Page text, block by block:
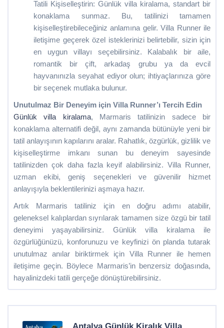
Tatili Kişiselleştirin: Günlük villa kiralama, standart bir
konaklama sunmaz. Bu, tatilinizi tamamen
kişiselleştirebileceğiniz anlamına gelir. Villa Runner ile
iletişime geçerek özel isteklerinizi belirtebilir, sizin için
en uygun villayı seçebilirsiniz. Kalabalık bir aile,
romantik bir çift, arkadaş grubu ya da evcil
hayvanınızla seyahat ediyor olun; ihtiyaçlarınıza göre
bir seçenek mutlaka bulunur.
Unutulmaz Bir Deneyim için Villa Runner’ı Tercih Edin
Günlük villa kiralama, Marmaris tatilinizin sadece bir
konaklama alternatifi değil, aynı zamanda bütünüyle yeni bir
tatil anlayışının kapılarını aralar. Rahatlık, özgürlük, gizlilik ve
kişiselleştirme imkanı sunan bu deneyim sayesinde
tatilinizden çok daha fazla keyif alabilirsiniz. Villa Runner,
uzman ekibi, geniş seçenekleri ve güvenilir hizmet
anlayışıyla beklentilerinizi aşmaya hazır.
Artık Marmaris tatiliniz için en doğru adımı atabilir,
geleneksel kalıplardan sıyrılarak tamamen size özgü bir tatil
deneyimi yaşayabilirsiniz. Günlük villa kiralama ile
özgürlüğünüzü, konforunuzu ve keyfinizi ön planda tutarak
unutulmaz anılar biriktirmek için Villa Runner ile hemen
iletişime geçin. Böylece Marmaris’in benzersiz doğasında,
hayalinizdeki tatili gerçeğe dönüştürebilirsiniz.
Antalya Günlük Kiralık Villa